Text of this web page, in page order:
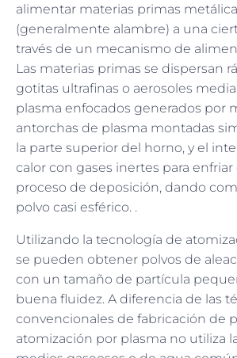
alimentar materias primas
(generalmente alambre) a una
través de un mecanismo de
Las materias primas se dispersan
gotitas ultrafinas o aerosoles
plasma enfocados generados por
antorchas de plasma montadas
la parte superior del horno, y el
calor con gases inertes para enfriar
proceso de deposición, dando
polvo casi esférico. .
Utilizando la tecnología de
se pueden obtener polvos de
con un tamaño de partícula
buena fluidez. A diferencia de las
convencionales de fabricación de
atomización por plasma no utiliza